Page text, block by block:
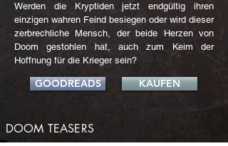
Werden die Kryptiden jetzt endgültig ihren
einzigen wahren Feind besiegen oder wird dieser
zerbrechliche Mensch, der beide Herzen von
Doom gestohlen hat, auch zum Keim der
Hoffnung für die Krieger sein?
GOODREADS KAUFEN
DOOM TEASERS